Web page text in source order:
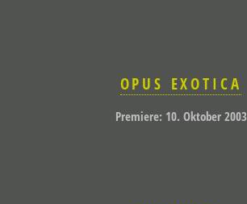
OPUS EXOTICA
Premiere: 10. Oktober 2003